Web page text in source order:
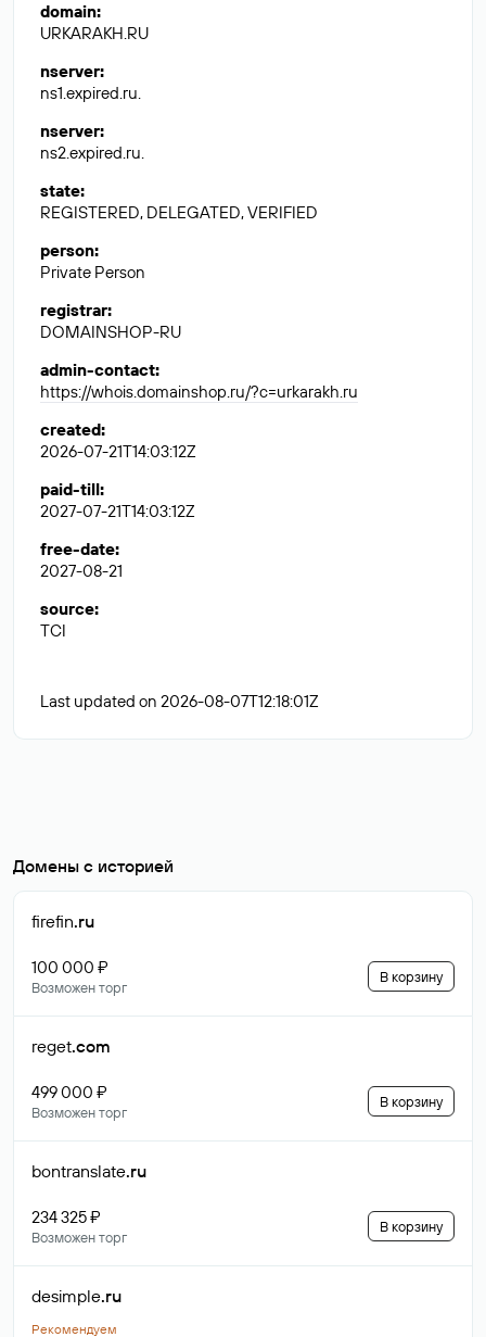
domain:
URKARAKH.RU
nserver:
ns1.expired.ru.
nserver:
ns2.expired.ru.
state:
REGISTERED, DELEGATED, VERIFIED
person:
Private Person
registrar:
DOMAINSHOP-RU
admin-contact:
https://whois.domainshop.ru/?c=urkarakh.ru
created:
2026-07-21T14:03:12Z
paid-till:
2027-07-21T14:03:12Z
free-date:
2027-08-21
source:
TCI
Last updated on 2026-08-07T12:18:01Z
Домены с историей
firefin.ru
100 000 ₽
Возможен торг
В корзину
reget.com
499 000 ₽
Возможен торг
В корзину
bontranslate.ru
234 325 ₽
Возможен торг
В корзину
desimple.ru
Рекомендуем